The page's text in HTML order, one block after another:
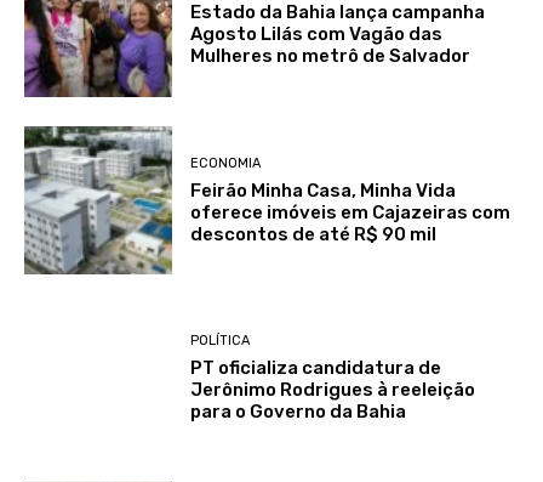
Estado da Bahia lança campanha
Agosto Lilás com Vagão das
Mulheres no metrô de Salvador
ECONOMIA
Feirão Minha Casa, Minha Vida
oferece imóveis em Cajazeiras com
descontos de até R$ 90 mil
POLÍTICA
PT oficializa candidatura de
Jerônimo Rodrigues à reeleição
para o Governo da Bahia